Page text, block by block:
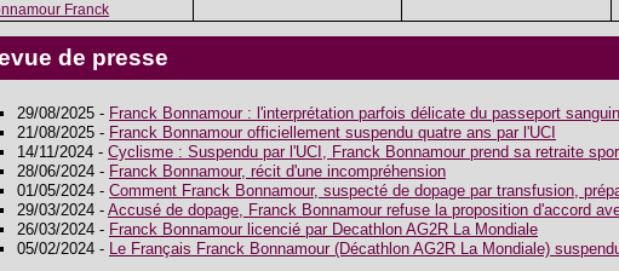
Franck
de presse
29/08/2025 - Franck Bonnamour : l'interprétation parfois délicate du passeport sanguin
21/08/2025 - Franck Bonnamour officiellement suspendu quatre ans par l'UCI
14/11/2024 - Cyclisme : Suspendu par l'UCI, Franck Bonnamour prend sa retraite
28/06/2024 - Franck Bonnamour, récit d'une incompréhension
01/05/2024 - Comment Franck Bonnamour, suspecté de dopage par transfusion,
29/03/2024 - Accusé de dopage, Franck Bonnamour refuse la proposition d'accord
26/03/2024 - Franck Bonnamour licencié par Decathlon AG2R La Mondiale
05/02/2024 - Le Français Franck Bonnamour (Décathlon AG2R La Mondiale)